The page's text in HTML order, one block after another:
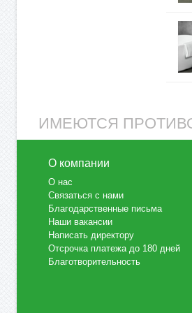
ИМЕЮТСЯ
О компании
О нас
Связаться с нами
Благодарственные письма
Наши вакансии
Написать директору
Отсрочка платежа до 180 дней
Благотворительность